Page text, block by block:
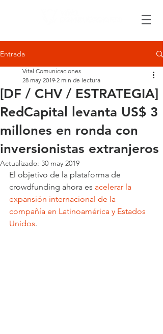
Entrada
[DF / CHV / ESTRATEGIA]
RedCapital levanta US$ 3
millones en ronda con
inversionistas extranjeros
Vital Comunicaciones
28 may 2019 2 min de lectura
Actualizado: 30 may 2019
El objetivo de la plataforma de
crowdfunding ahora es acelerar la
expansión internacional de la
compañía en Latinoamérica y Estados
Unidos.